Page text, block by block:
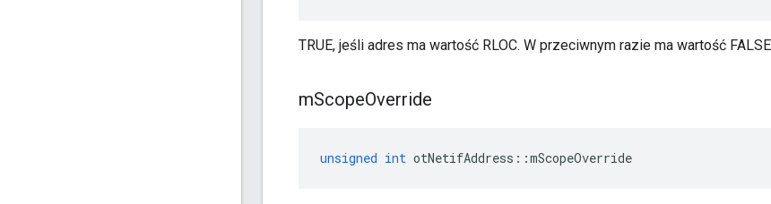
TRUE, jeśli adres ma wartość RLOC. W przeciwnym razie ma wartość
mScopeOverride
unsigned int otNetifAddress ::mScopeOverride